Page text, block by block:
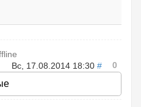
Вс, 17.08.2014 18:30 # 0